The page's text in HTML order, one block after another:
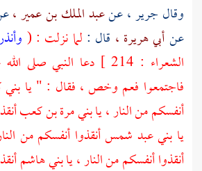
وقال جرير ،عنعبد الملك بن عمير ،
عنأبي هريرة ، قال : لما نزلت : (
الشعراء : 214 ] دعا النبي صلى الله عليه وسلم
فاجتمعوا فعم وخص ، فقال : " يا
أنفسكم من النار ، يابني مرة بن كعب
يا بني عبد شمسأنقذوا أنفسكم من
أنقذوا أنفسكم من النار ، يابني هاشم